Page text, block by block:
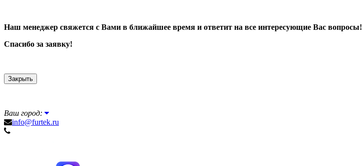
Наш менеджер свяжется с Вами в ближайшее время и ответит на все интересующие Вас вопросы!
Спасибо за заявку!
Закрыть
Ваш город:
info@furtek.ru